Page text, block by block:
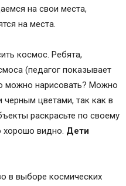
на свои места,
на места.
космос. Ребята,
(педагог показывает
можно нарисовать? Можно
цветами, так как в
раскрасьте по своему
хорошо видно. Дети
в выборе космических